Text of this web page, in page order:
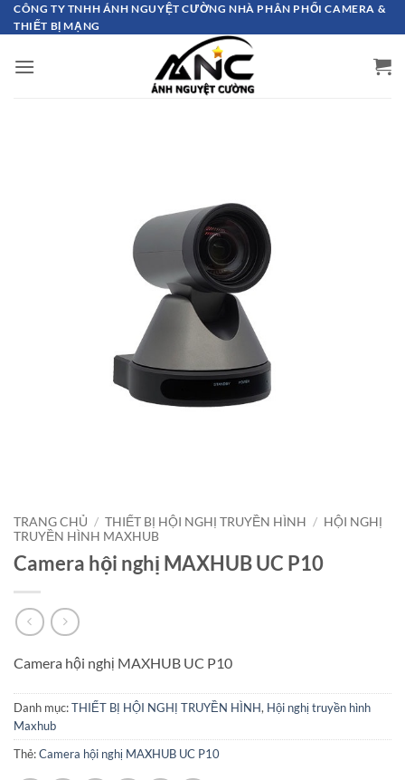
Bỏ
qua
dung
CÔNG TY TNHH ÁNH NGUYỆT CƯỜNG NHÀ PHÂN PHỐI CAMERA &
THIẾT BỊ MẠNG
TRANG CHỦ / THIẾT BỊ HỘI NGHỊ TRUYỀN HÌNH / HỘI NGHỊ
TRUYỀN HÌNH MAXHUB
Camera hội nghị MAXHUB UC P10
Camera hội nghị MAXHUB UC P10
Danh mục:THIẾT BỊ HỘI NGHỊ TRUYỀN HÌNH, Hội nghị truyền hình
Maxhub
Thẻ:Camera hội nghị MAXHUB UC P10